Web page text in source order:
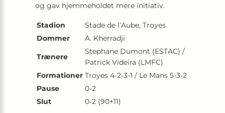
og gav hjemmeholdet mere initiativ.
Stadion
Stade de l’Aube, Troyes
Dommer
A. Kherradji
Trænere
Stephane Dumont (ESTAC) /
Patrick Videira (LMFC)
Formationer Troyes 4-2-3-1 / Le Mans 5-3-2
Pause
0-2
Slut
0-2 (90+11)